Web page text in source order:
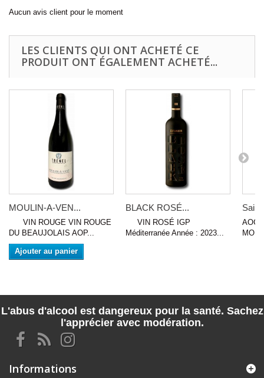
Aucun avis client pour le moment
LES CLIENTS QUI ONT ACHETÉ CE
PRODUIT ONT ÉGALEMENT ACHETÉ...
MOULIN-A-VEN...
VIN ROUGE VIN ROUGE
DU BEAUJOLAIS AOP...
Ajouter au panier
BLACK ROSÉ...
VIN ROSÉ IGP
Méditerranée Année : 2023...
AOC
L'abus d'alcool est dangereux pour la santé. Sachez
l'apprécier avec modération.
Informations